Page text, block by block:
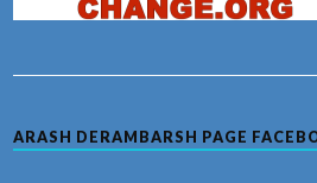
ARASH DERAMBARSH PAGE